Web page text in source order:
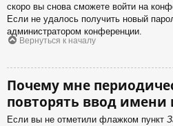
скоро вы снова сможете войти на
Если не удалось получить новый
администратором конференции.
Вернуться к началу
Почему мне
повторять ввод имени
Если вы не отметили флажком пункт